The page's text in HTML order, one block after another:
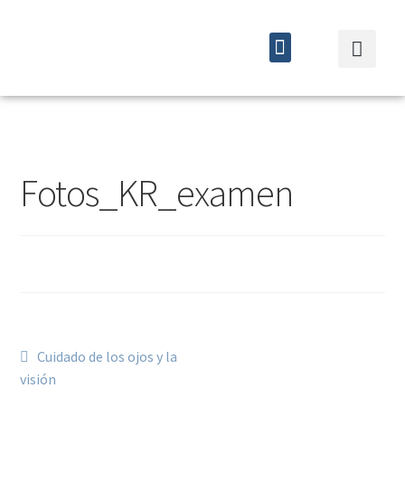
Fotos_KR_examen
Cuidado de los ojos y la
visión